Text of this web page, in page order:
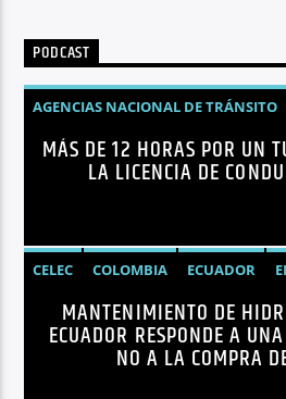
PODCAST
AGENCIAS NACIONAL DE TRÁNSITO
LICENCIAS
NOTICIAS
MÁS DE 12 HORAS POR UN
LA LICENCIA DE
CELEC COLOMBIA ECUADOR
HIDROELÉCTRICAS
NOTICIAS
MANTENIMIENTO DE
ECUADOR RESPONDE A
NO A LA COMPRA